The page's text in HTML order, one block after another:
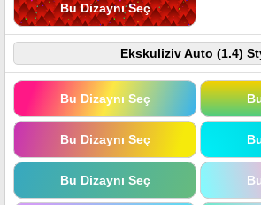
Bu Dizaynı Seç
Ekskuliziv Auto (1.4)
Bu Dizaynı Seç
Bu Dizaynı Seç
Bu Dizaynı Seç